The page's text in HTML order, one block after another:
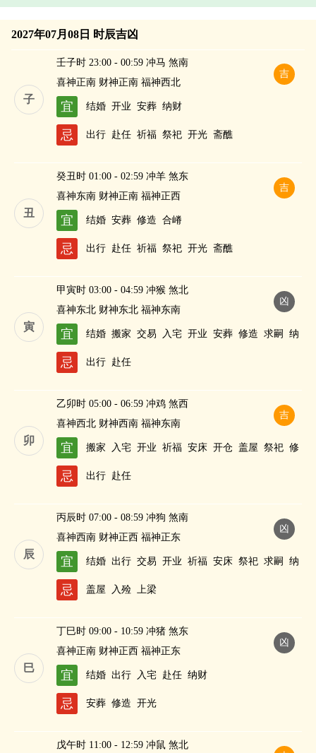
2027年07月08日 时辰吉凶
子
吉
壬子时 23:00 - 00:59 冲马 煞南
喜神正南 财神正南 福神西北
宜 结婚 开业 安葬 纳财
忌 出行 赴任 祈福 祭祀 开光 斋醮
丑
吉
癸丑时 01:00 - 02:59 冲羊 煞东
喜神东南 财神正南 福神正西
宜 结婚 安葬 修造 合嵴
忌 出行 赴任 祈福 祭祀 开光 斋醮
寅
凶
甲寅时 03:00 - 04:59 冲猴 煞北
喜神东北 财神东北 福神东南
宜 结婚 搬家 交易 入宅 开业 安葬 修造 求嗣
纳
财
忌 出行 赴任
卯
吉
乙卯时 05:00 - 06:59 冲鸡 煞西
喜神西北 财神西南 福神东南
宜 搬家 入宅 开业 祈福 安床 开仓 盖屋 祭祀 修
造
酬神
忌 出行 赴任
辰
凶
丙辰时 07:00 - 08:59 冲狗 煞南
喜神西南 财神正西 福神正东
宜 结婚 出行 交易 开业 祈福 安床 祭祀 求嗣
纳
财
忌 盖屋 入殓 上梁
巳
凶
丁巳时 09:00 - 10:59 冲猪 煞东
喜神正南 财神正西 福神正东
宜 结婚 出行 入宅 赴任 纳财
忌 安葬 修造 开光
戊午时 11:00 - 12:59 冲鼠 煞北